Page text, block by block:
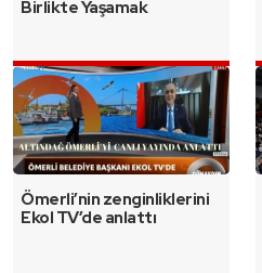
Birlikte Yaşamak
Ömerli’nin zenginliklerini
Ekol TV’de anlattı